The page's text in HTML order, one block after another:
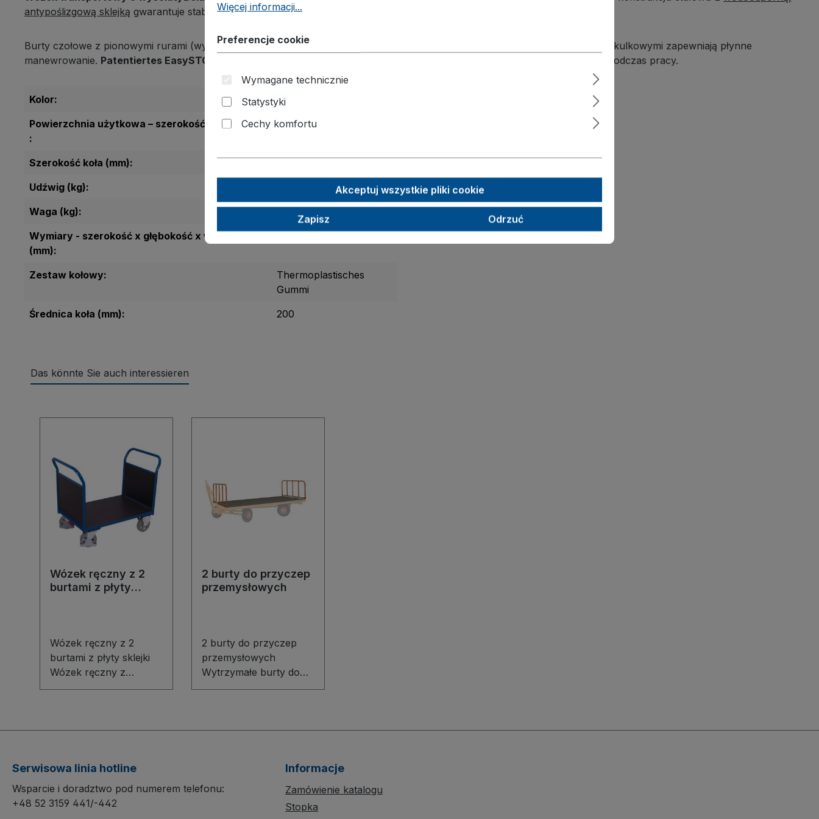
antypoślizgową sklejką gwarantuje stabilność i bezpieczeństwo ładunku.
Burty czołowe z pionowymi rurami (wys. 800 mm) zabezpieczają towary, a szare, niebrudzące koła z precyzyjnymi łożyskami kulkowymi zapewniają płynne
manewrowanie. Patentiertes EasySTOP-Bremssystem z centralnym hamulcem i osłoną stopy zwiększa kontrolę i ochronę podczas pracy.
Kolor:
RAL 5010
Powierzchnia użytkowa – szerokość x głębokość
:
1605 x 880
Szerokość koła (mm):
Udźwig (kg):
Waga (kg):
Wymiary - szerokość x głębokość x wysokość
(mm):
Zestaw kołowy:
Thermoplastisches
Gummi
Średnica koła (mm):
200
Das könnte Sie auch interessieren
Wózek ręczny z 2
burtami z płyty
Wózek ręczny z 2
burtami z płyty sklejki
Wózek ręczny z
modułową konstrukcją
stalowego gwarantuje
Powierzchnia użytkowa
oraz burty czołowe
wykonane są z
2 burty do przyczep
przemysłowych
2 burty do przyczep
przemysłowych
Wytrzymałe burty do
intensywnej eksploatacji
wysokości 750 mm
ładunku. Spawana
konstrukcja stalowa
Serwisowa linia hotline
Wsparcie i doradztwo pod numerem telefonu:
+48 52 3159 441/-442
Informacje
Zamówienie katalogu
Stopka
Więcej informacji...
Preferencje cookie
Wymagane technicznie
Statystyki
Cechy komfortu
Akceptuj wszystkie pliki cookie
Zapisz Odrzuć